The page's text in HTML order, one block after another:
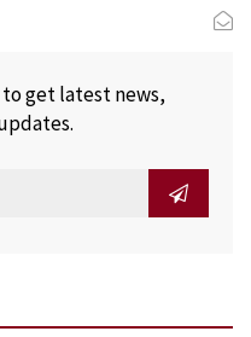
get latest news,